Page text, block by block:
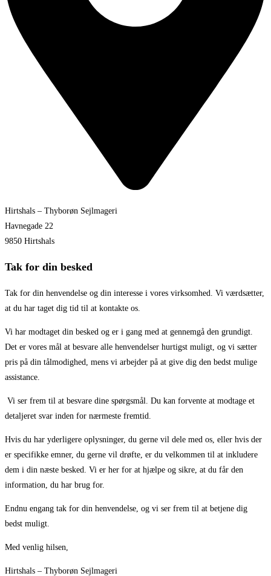
Hirtshals – Thyborøn Sejlmageri
Havnegade 22
9850 Hirtshals
Tak for din besked
Tak for din henvendelse og din interesse i vores virksomhed. Vi værdsætter,
at du har taget dig tid til at kontakte os.
Vi har modtaget din besked og er i gang med at gennemgå den grundigt.
Det er vores mål at besvare alle henvendelser hurtigst muligt, og vi sætter
pris på din tålmodighed, mens vi arbejder på at give dig den bedst mulige
assistance.
Vi ser frem til at besvare dine spørgsmål. Du kan forvente at modtage et
detaljeret svar inden for nærmeste fremtid.
Hvis du har yderligere oplysninger, du gerne vil dele med os, eller hvis der
er specifikke emner, du gerne vil drøfte, er du velkommen til at inkludere
dem i din næste besked. Vi er her for at hjælpe og sikre, at du får den
information, du har brug for.
Endnu engang tak for din henvendelse, og vi ser frem til at betjene dig
bedst muligt.
Med venlig hilsen,
Hirtshals – Thyborøn Sejlmageri